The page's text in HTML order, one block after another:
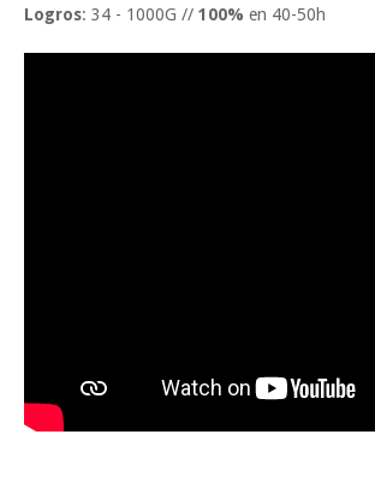
Logros: 34 - 1000G // 100% en 40-50h